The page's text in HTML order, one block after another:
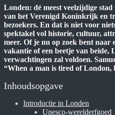
Londen: dé meest veelzijdige
van het Verenigd Koninkrijk en
bezoekers. En dat is niet voor
spektakel vol historie, cultuur,
meer. Of je nu op zoek bent naar
vakantie of een beetje van beide,
verwachtingen zal voldoen.
“When a man is tired of London,
Inhoudsopgave
Introductie in Londen
Unesco-werelderfgoed